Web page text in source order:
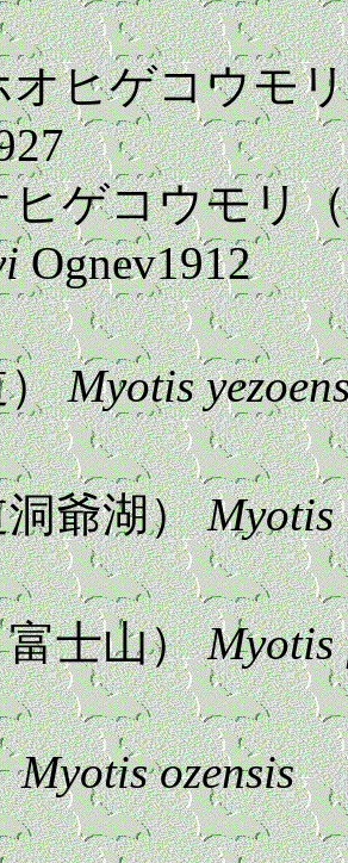
ヒゲコウモ
ヒゲコウモリ
Ognev1912
ホオ
）Myotis
ホオ
洞爺湖）Myotis
ホオ
富士山）Myotis
ホオ
Myotis ozensis
ノホ